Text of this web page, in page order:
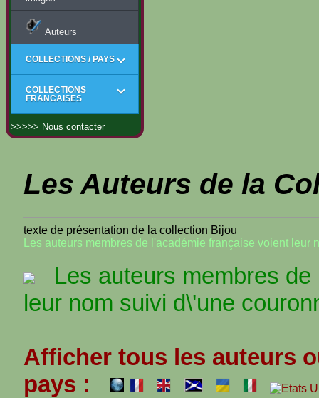
Auteurs
COLLECTIONS / PAYS
COLLECTIONS
FRANCAISES
>>>>> Nous contacter
Les Auteurs de la
texte de présentation de la collection Bijou
Les auteurs membres de l'académie française voient leur
Les auteurs membres
leur nom suivi d\'une
Afficher tous les auteurs
pays :